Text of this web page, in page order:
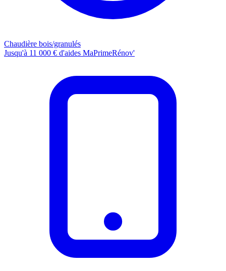
Chaudière bois/granulés
Jusqu'à 11 000 € d'aides MaPrimeRénov'